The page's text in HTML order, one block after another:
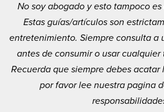
No soy abogado y esto tampoco
Estas guías/artículos son
entretenimiento. Siempre consulta a
antes de consumir o usar
Recuerda que siempre debes acatar
por favor lee nuestra pagina